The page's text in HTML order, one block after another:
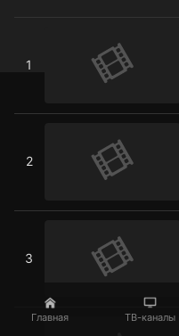
Главная ТВ-каналы
1
2
3
Серия 4